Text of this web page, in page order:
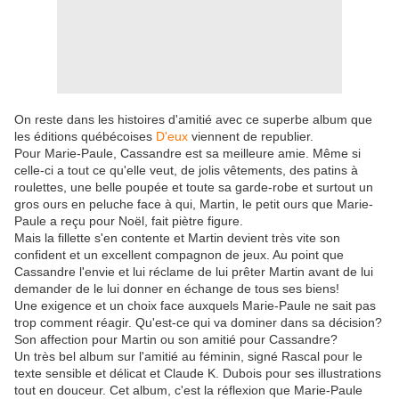
On reste dans les histoires d'amitié avec ce superbe album que
les éditions québécoises D'eux viennent de republier.
Pour Marie-Paule, Cassandre est sa meilleure amie. Même si
celle-ci a tout ce qu'elle veut, de jolis vêtements, des patins à
roulettes, une belle poupée et toute sa garde-robe et surtout un
gros ours en peluche face à qui, Martin, le petit ours que Marie-
Paule a reçu pour Noël, fait piètre figure.
Mais la fillette s'en contente et Martin devient très vite son
confident et un excellent compagnon de jeux. Au point que
Cassandre l'envie et lui réclame de lui prêter Martin avant de lui
demander de le lui donner en échange de tous ses biens!
Une exigence et un choix face auxquels Marie-Paule ne sait pas
trop comment réagir. Qu'est-ce qui va dominer dans sa décision?
Son affection pour Martin ou son amitié pour Cassandre?
Un très bel album sur l'amitié au féminin, signé Rascal pour le
texte sensible et délicat et Claude K. Dubois pour ses illustrations
tout en douceur. Cet album, c'est la réflexion que Marie-Paule